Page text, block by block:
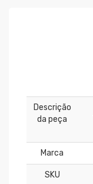
Descrição
da peça
Marca
SKU